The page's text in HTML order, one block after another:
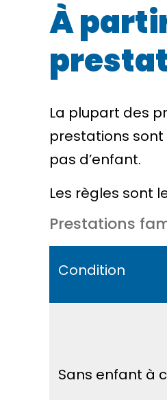
À
La plupart des
prestations sont
pas d’enfant.
Les règles sont
Prestations
Condition
Sans enfant à